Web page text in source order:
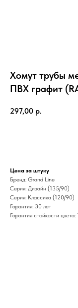
Хомут трубы
ПВХ графит
297,00 р.
Цена за штуку
Бренд: Grand Line
Серия: Дизайн (135/90)
Серия: Классика (120/90)
Гарантия: 30 лет
Гарантия стойкости цвета: